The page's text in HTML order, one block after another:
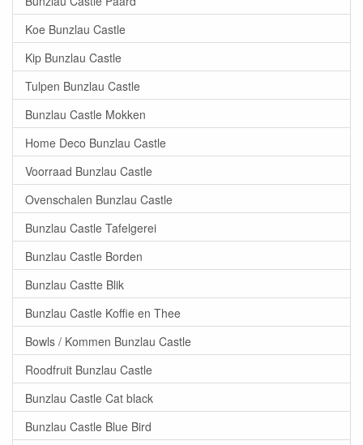
Koe Bunzlau Castle
Kip Bunzlau Castle
Tulpen Bunzlau Castle
Bunzlau Castle Mokken
Home Deco Bunzlau Castle
Voorraad Bunzlau Castle
Ovenschalen Bunzlau Castle
Bunzlau Castle Tafelgerei
Bunzlau Castle Borden
Bunzlau Castte Blik
Bunzlau Castle Koffie en Thee
Bowls / Kommen Bunzlau Castle
Roodfruit Bunzlau Castle
Bunzlau Castle Cat black
Bunzlau Castle Blue Bird